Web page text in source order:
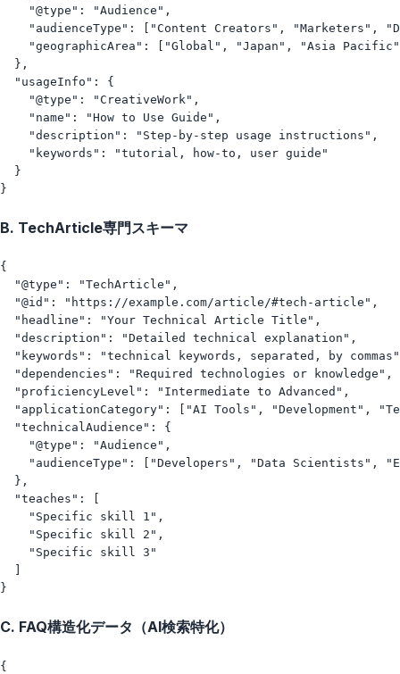
    "@type": "Audience",
"audienceType": ["Content Creators", "Marketers",
"geographicArea": ["Global", "Japan", "Asia
  },
  "usageInfo": {
    "@type": "CreativeWork",
    "name": "How to Use Guide",
    "description": "Step-by-step usage instructions",
    "keywords": "tutorial, how-to, user guide"
  }
B. TechArticle専門スキーマ
{
  "@type": "TechArticle",
  "@id": "https://example.com/article/#tech-article",
  "headline": "Your Technical Article Title",
  "description": "Detailed technical explanation",
"keywords": "technical keywords, separated, by
  "dependencies": "Required technologies or knowledge",
  "proficiencyLevel": "Intermediate to Advanced",
"applicationCategory": ["AI Tools", "Development",
  "technicalAudience": {
    "@type": "Audience",
"audienceType": ["Developers", "Data Scientists",
  },
  "teaches": [
    "Specific skill 1",
    "Specific skill 2",
    "Specific skill 3"
C. FAQ構造化データ（AI検索特化）
{